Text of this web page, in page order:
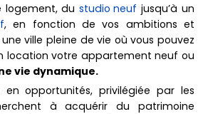
logement, dustudio neuf jusqu’à un
, en fonction de vos ambitions et
ville pleine de vie où vous pouvez
location votre appartement neuf ou
vie dynamique.
en opportunités, privilégiée par les
à acquérir du patrimoine